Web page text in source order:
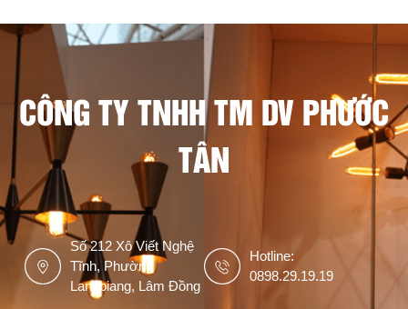
CÔNG TY TNHH TM DV PHƯỚC
TÂN
Số 212 Xô Viết Nghệ
Tĩnh, Phường
Langbiang, Lâm Đồng
Hotline:
0898.29.19.19